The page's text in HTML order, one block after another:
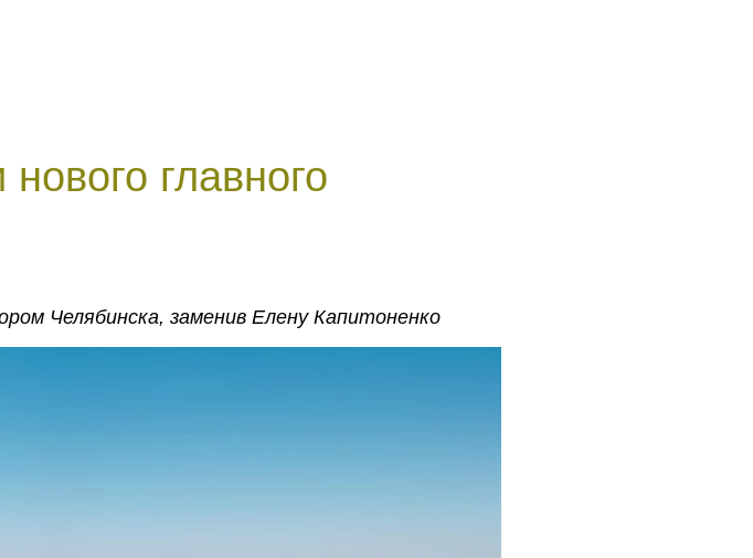
главного
Челябинска, заменив Елену Капитоненко